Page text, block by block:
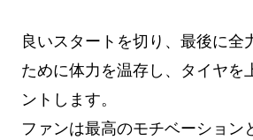
良いスタートを切り、最後に全
ために体力を温存し、タイヤを
ントします。
ファンは最高のモチベーション